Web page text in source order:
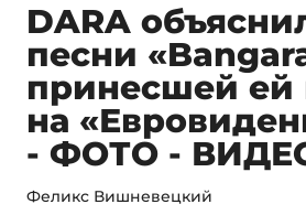
DARA
песни
принесшей ей
на
- ФОТО -
Феликс Вишневецкий